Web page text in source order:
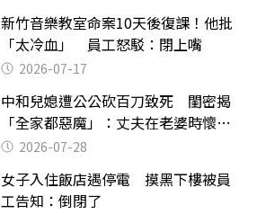
新竹音樂教室命案10天後復課！他批
「太冷血」 員工怒駁：閉上嘴
2026-07-17
中和兒媳遭公公砍百刀致死 閨密揭
「全家都惡魔」：丈夫在老婆時懷孕
摔東西
2026-07-28
女子入住飯店遇停電 摸黑下樓被員
工告知：倒閉了